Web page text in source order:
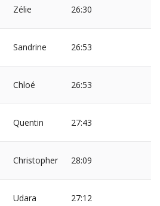
Zélie 26:30
Sandrine 26:53
Chloé 26:53
Quentin 27:43
Christopher 28:09
Udara 27:12